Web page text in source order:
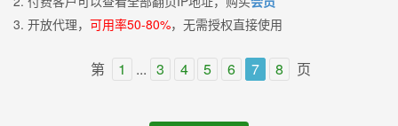
3. 开放代理，
可用率50-80%，无需授权直接使用
第 1 3 4 5 6 7 8 页